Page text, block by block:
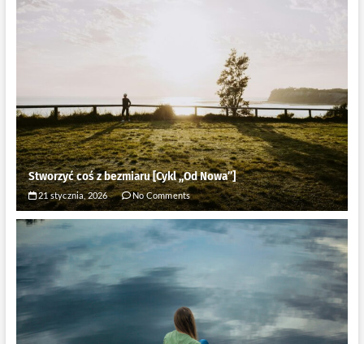
Stworzyć coś z bezmiaru [Cykl ,,Od Nowa”]
21 stycznia, 2026 No Comments